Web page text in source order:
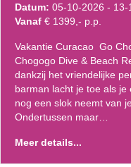
Datum: 05-10-2026 - 13-
Vanaf € 1399,- p.p.
Vakantie Curacao Go
Chogogo Dive & Beach
dankzij het vriendelijke
barman lacht je toe als
nog een slok neemt van
Ondertussen maar…
Meer details...